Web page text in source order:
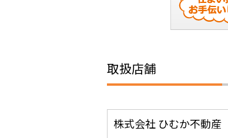
取扱店舗
株式会社 ひむか不動産